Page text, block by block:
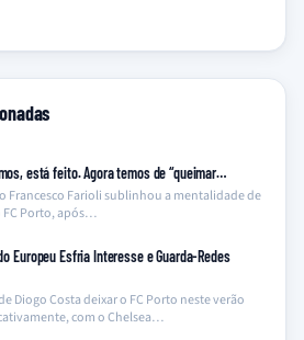
está feito. Agora temos de “queimar…
Francesco Farioli sublinhou a mentalidade de
Porto, após…
Europeu Esfria Interesse e Guarda-Redes
Diogo Costa deixar o FC Porto neste verão
com o Chelsea…